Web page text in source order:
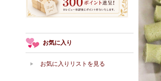
お気に入り
お気に入りリストを見る